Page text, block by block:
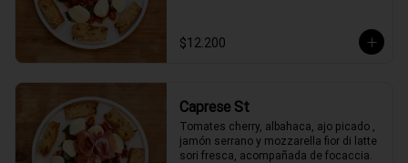
$12.200
Caprese St
Tomates cherry, albahaca, ajo picado ,
jamón serrano y mozzarella fior di latte
sori fresca, acompañada de focaccia.